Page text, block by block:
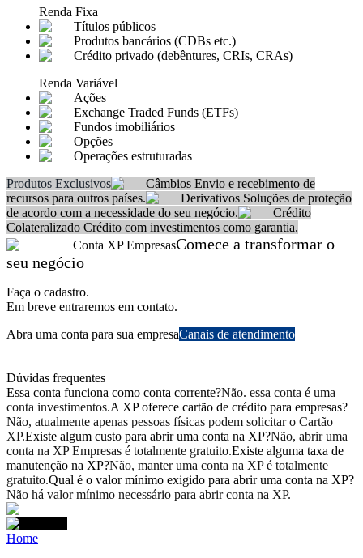
Renda Fixa
Títulos públicos
Produtos bancários (CDBs etc.)
Crédito privado (debêntures, CRIs, CRAs)
Renda Variável
Ações
Exchange Traded Funds (ETFs)
Fundos imobiliários
Opções
Operações estruturadas
Produtos Exclusivos
Câmbios Envio e recebimento de
recursos para outros países.
Derivativos Soluções de proteção
de acordo com a necessidade do seu negócio.
Crédito
Colateralizado Crédito com investimentos como garantia.
Conta XP EmpresasComece a transformar o
seu negócio
Faça o cadastro.
Em breve entraremos em contato.
Abra uma conta para sua empresaCanais de atendimento
Dúvidas frequentes
Essa conta funciona como conta corrente?Não. essa conta é uma
conta investimentos.A XP oferece cartão de crédito para empresas?
Não, atualmente apenas pessoas físicas podem solicitar o Cartão
XP.Existe algum custo para abrir uma conta na XP?Não, abrir uma
conta na XP Empresas é totalmente gratuito.Existe alguma taxa de
manutenção na XP?Não, manter uma conta na XP é totalmente
gratuito.Qual é o valor mínimo exigido para abrir uma conta na XP?
Não há valor mínimo necessário para abrir conta na XP.
Home